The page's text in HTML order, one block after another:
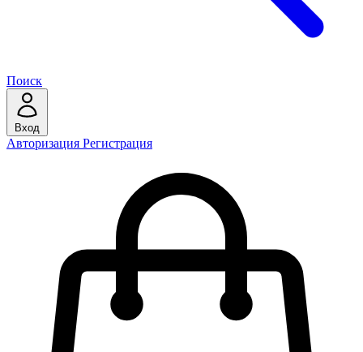
Поиск
Вход
Авторизация Регистрация